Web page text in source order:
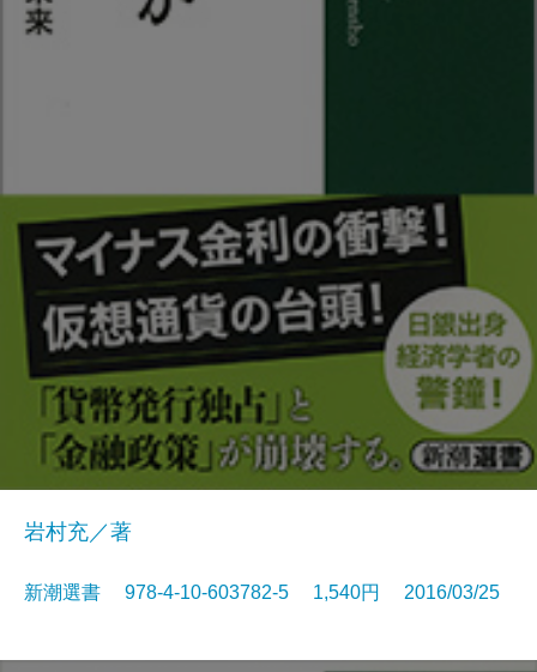
岩村充／著
新潮選書 978-4-10-603782-5 1,540円 2016/03/25